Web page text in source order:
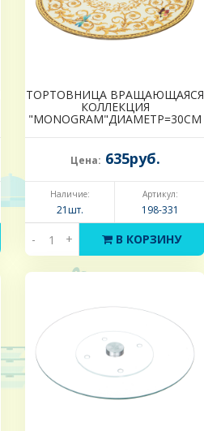
ТОРТОВНИЦА ВРАЩАЮЩАЯСЯ
КОЛЛЕКЦИЯ
"MONOGRAM"ДИАМЕТР=30СМ
Цена: 635руб.
Наличие:
21шт.
Артикул:
198-331
- + В КОРЗИНУ